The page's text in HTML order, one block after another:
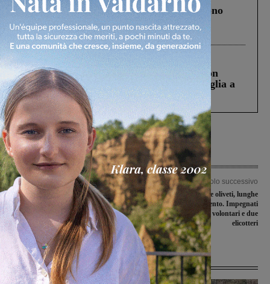
Un anno fa la strage in A1 in cui morirono
Gianni, Giulia e Franco. Lo schianto, il
processo, lo stop ai sorpassi fra tir....
Cronaca 3 Agosto 2026
Scomparso da una struttura di Castiglion
Fiorentino l’uomo che aveva ucciso la figlia a
Levane nel 2020
Articolo precedente
Serie di novità per il San Giovanni
calcio a 5
Articolo successivo
Incendio di bosco e oliveti, lunghe
operazioni di spegnimento. Impegnati
vigili del fuoco, volontari e due
elicotteri
Ultime Notizie